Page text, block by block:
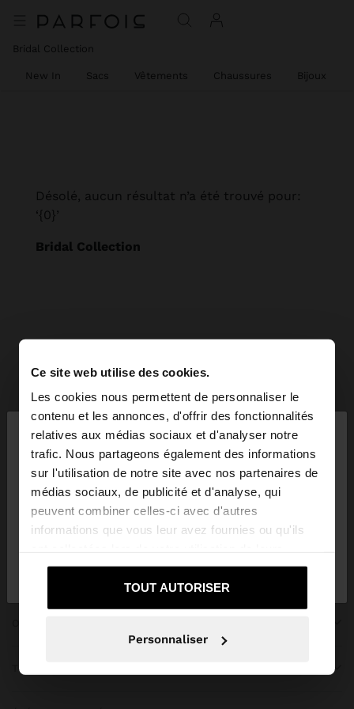
Ce site web utilise des cookies.
Les cookies nous permettent de personnaliser le
contenu et les annonces, d'offrir des fonctionnalités
relatives aux médias sociaux et d'analyser notre
trafic. Nous partageons également des informations
sur l'utilisation de notre site avec nos partenaires de
médias sociaux, de publicité et d'analyse, qui
peuvent combiner celles-ci avec d'autres
informations que vous leur avez fournies ou qu'ils
services.
TOUT AUTORISER
Personnaliser
bonjour ×
Vous accédez au site depuis Lebanon. Voulez-vous
parcourir notre site au United States?
Bridal Collection
New In Sacs Vêtements Chaussures Bijoux
Désolé, aucun résultat n’a été trouvé pour:
‘{0}’
Bridal Collection
Parfois bridal collection
REJOIGNEZ NOTRE NEWSLETTER
et obtenez 10% de réduction
TENDANCES